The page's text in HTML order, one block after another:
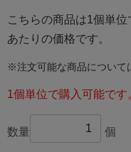
こちらの商品は1個単
あたりの価格です。
※注文可能な商品について
1個単位で購入可能です
数量 個